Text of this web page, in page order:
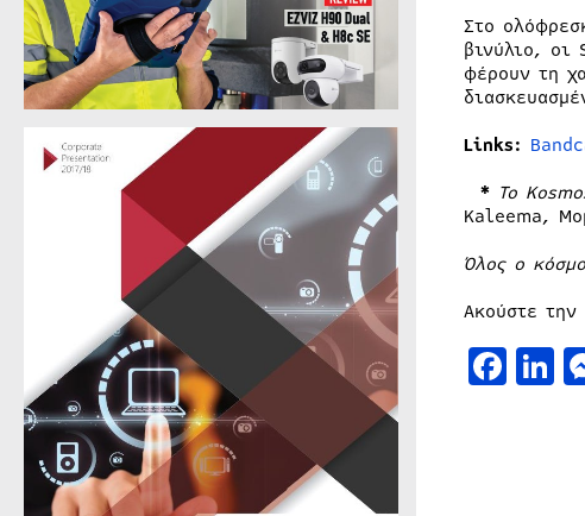
Στο
βινύλιο, οι
φέρουν τη
Links:
* Το
Kaleema,
Όλος ο
Ακούστε